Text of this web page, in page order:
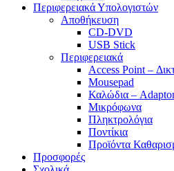
Περιφερειακά Υπολογιστών
Αποθήκευση
CD-DVD
USB Stick
Περιφερειακά
Access Point –
Mousepad
Καλώδια –
Μικρόφωνα
Πληκτρολόγια
Ποντίκια
Προϊόντα
Προσφορές